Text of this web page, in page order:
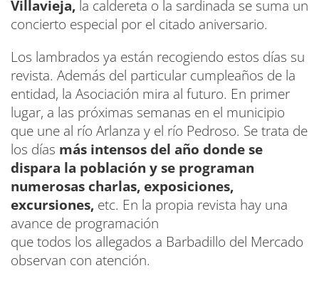
Villavieja, la caldereta o la sardinada se suma un
concierto especial por el citado aniversario.
Los lambrados ya están recogiendo estos días su
revista. Además del particular cumpleaños de la
entidad, la Asociación mira al futuro. En primer
lugar, a las próximas semanas en el municipio
que une al río Arlanza y el río Pedroso. Se trata de
los días más intensos del año donde se
dispara la población y se programan
numerosas charlas, exposiciones,
excursiones, etc. En la propia revista hay una
avance de programación
que todos los allegados a Barbadillo del Mercado
observan con atención.